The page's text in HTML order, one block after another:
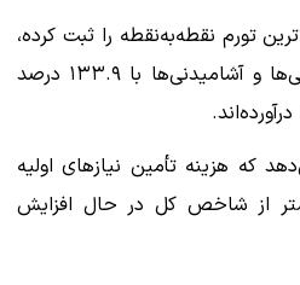
درصد بالاترین تورم نقطه‌به‌نقطه را ثبت کرده،
اما از منظر معیشتی، خوراکی‌ها و آشامیدنی‌ها با ۱۳۳.۹ درصد
که هزینه تأمین نیازهای اولیه
از شاخص کل در حال افزایش